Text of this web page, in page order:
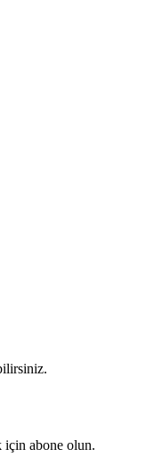
için abone olun.